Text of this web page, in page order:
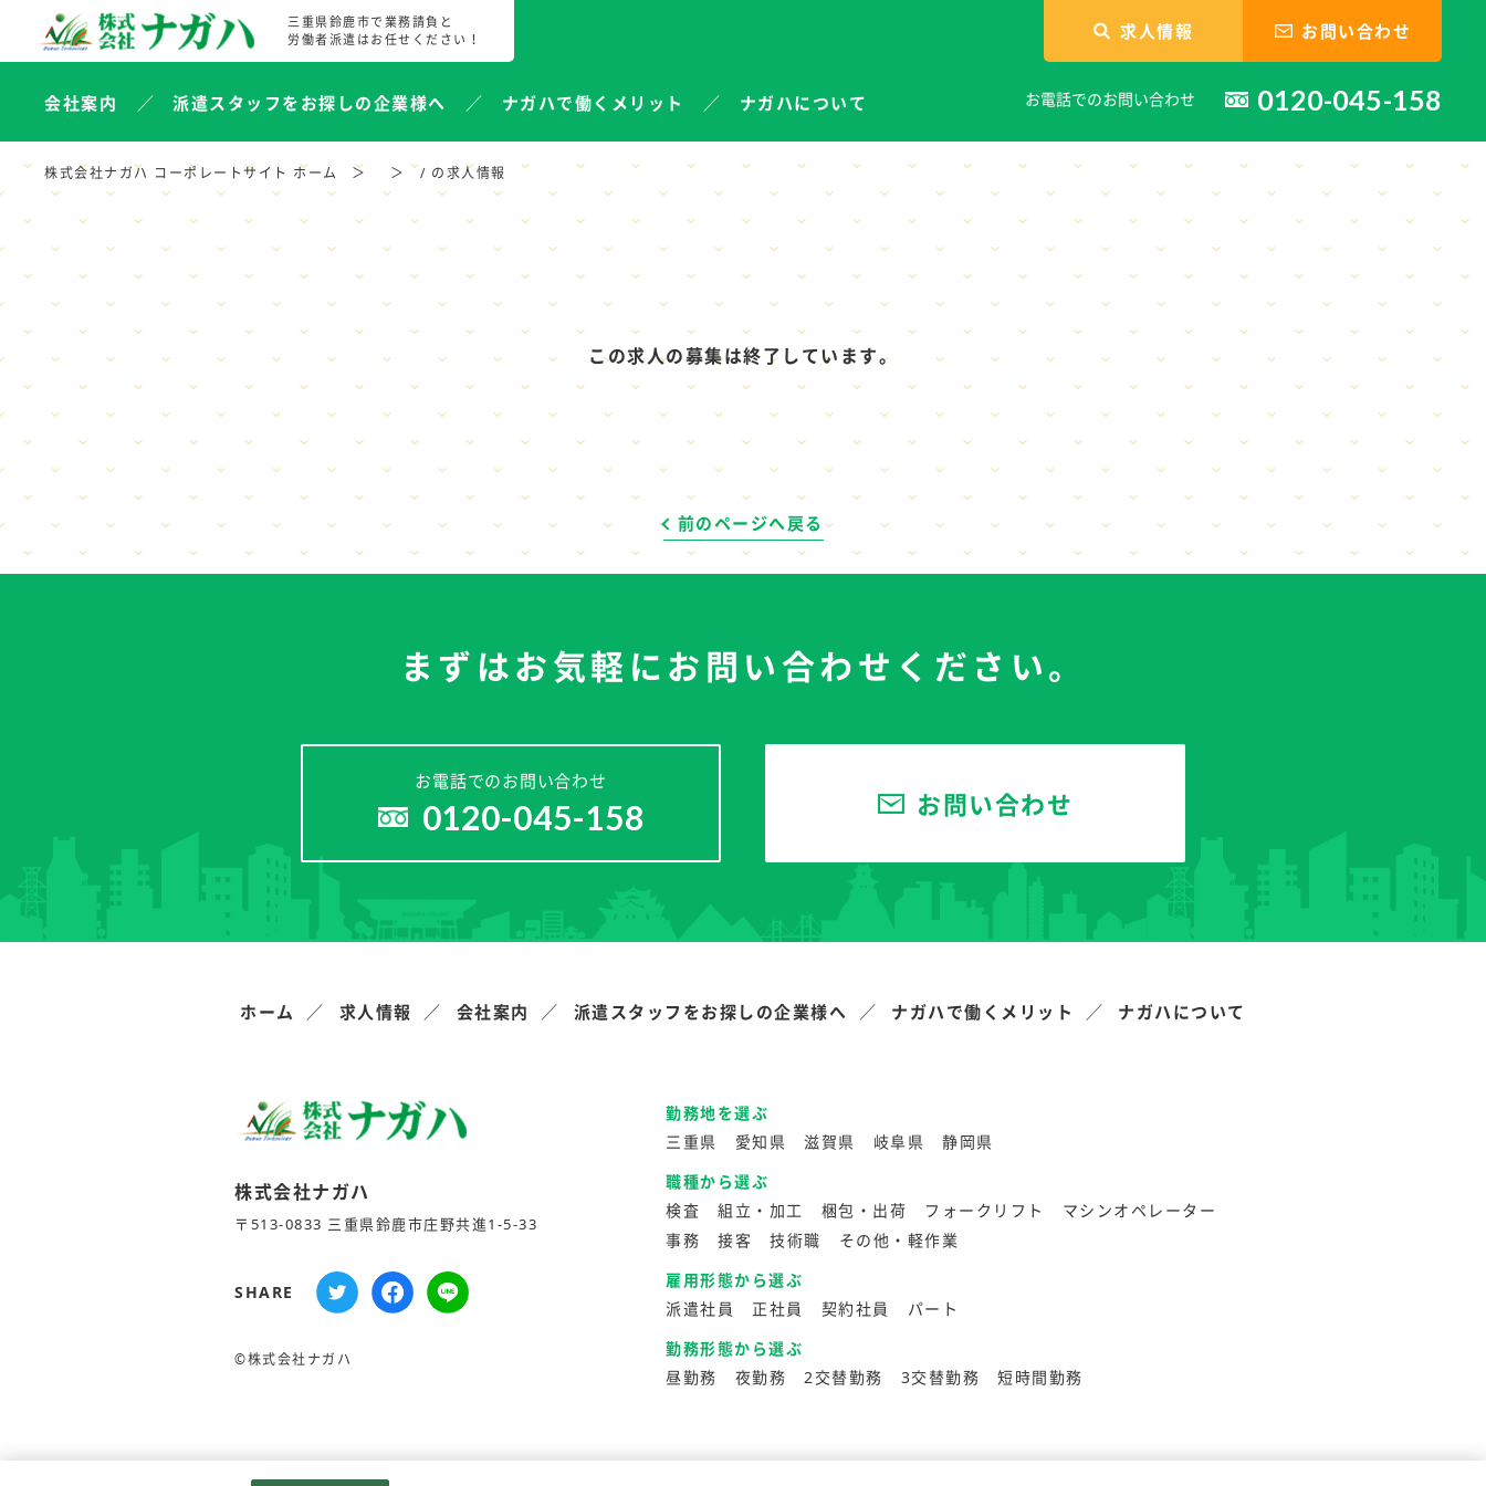
三重県鈴鹿市で業務請負と
労働者派遣はお任せください！
会社案内 派遣スタッフをお探しの企業様へ ナガハで働くメリット ナガハについて
求人情報 お問い合わせ
お電話でのお問い合わせ 0120-045-158
株式会社ナガハ コーポレートサイト ホーム / の求人情報
この求人の募集は終了しています。
前のページへ戻る
まずはお気軽にお問い合わせください。
お電話でのお問い合わせ
0120-045-158 お問い合わせ
ホーム 求人情報 会社案内 派遣スタッフをお探しの企業様へ ナガハで働くメリット ナガハについて
勤務地を選ぶ
三重県
愛知県 滋賀県 岐阜県
静岡県
職種から選ぶ
検査
組立・加工 梱包・出荷 フォークリフト
マシンオペレーター
事務
接客 技術職
その他・軽作業
雇用形態から選ぶ
派遣社員
正社員 契約社員
パート
勤務形態から選ぶ
昼勤務
夜勤務 2交替勤務 3交替勤務 短時間勤務
株式会社ナガハ
〒513-0833 三重県鈴鹿市庄野共進1-5-33
SHARE
©株式会社ナガハ